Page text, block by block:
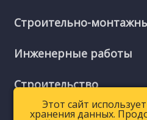
Строительно-
Инженерные работы
Строительство
Мелкий ремонт и
Этот сайт
хранения данных.
Этот сайт
хранения данных.